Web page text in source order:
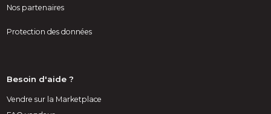
Nos partenaires
Protection des données
Besoin d'aide ?
Vendre sur la Marketplace